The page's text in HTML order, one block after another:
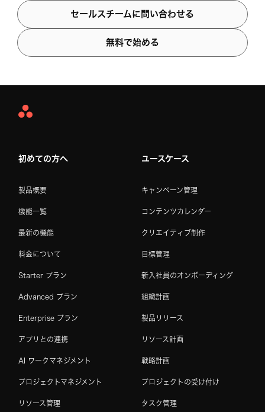
セールスチームに問い合わせる
無料で始める
Asana
初めての方へ
製品概要
機能一覧
最新の機能
料金について
Starter プラン
Advanced プラン
Enterprise プラン
アプリとの連携
AI ワークマネジメント
プロジェクトマネジメント
リソース管理
ユースケース
キャンペーン管理
コンテンツカレンダー
クリエイティブ制作
目標管理
新入社員のオンボーディング
組織計画
製品リリース
リソース計画
戦略計画
プロジェクトの受け付け
タスク管理